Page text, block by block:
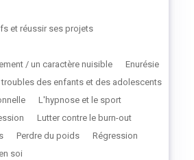
et réussir ses projets
/ un caractère nuisible
Enurésie
troubles des enfants et des adolescents
L'hypnose et le sport
Lutter contre le burn-out
Perdre du poids
Régression
soi